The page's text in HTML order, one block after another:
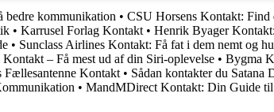
bedre kommunikation • CSU Horsens Kontakt: Find
• Karrusel Forlag Kontakt • Henrik Byager
• Sunclass Airlines Kontakt: Få fat i dem nemt og
Kontakt – Få mest ud af din Siri-oplevelse • Bygma
Fællesantenne Kontakt • Sådan kontakter du Satana
• MandMDirect Kontakt: Din Guide